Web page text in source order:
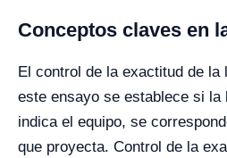
Conceptos claves en
El control de la exactitud de la
este ensayo se establece si la
indica el equipo, se
que proyecta. Control de la